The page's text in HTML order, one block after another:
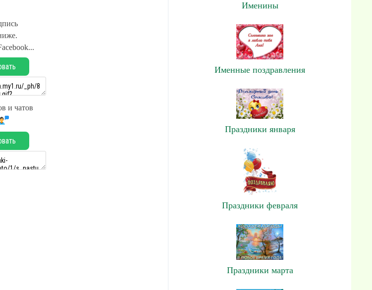
и чатов
Именины
Именные поздравления
Праздники января
Праздники февраля
Праздники марта